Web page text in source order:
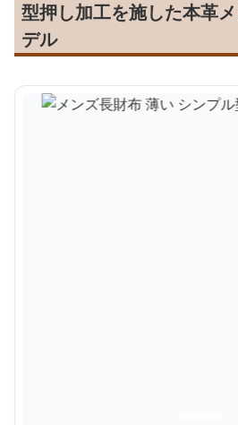
型押し加工を施した本革
デル